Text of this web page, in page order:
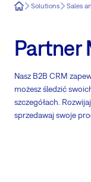
Easy8Solutions Sales
Partner
Nasz B2B CRM
możesz śledzić
szczegółach.
sprzedawaj swoje